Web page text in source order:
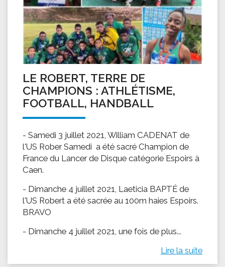
LE ROBERT, TERRE DE
CHAMPIONS : ATHLÉTISME,
FOOTBALL, HANDBALL
- Samedi 3 juillet 2021, William CADENAT de
l'US Rober Samedi a été sacré Champion de
France du Lancer de Disque catégorie Espoirs à
Caen.
- Dimanche 4 juillet 2021, Laeticia BAPTÉ de
l'US Robert a été sacrée au 100m haies Espoirs.
BRAVO
- Dimanche 4 juillet 2021, une fois de plus...
Lire la suite